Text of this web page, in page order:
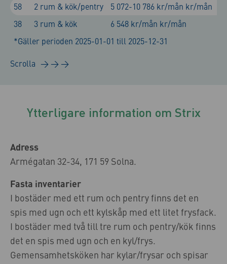
58
2 rum & kök/pentry 5 072-10 786 kr/mån kr/mån
38
3 rum & kök 6 548 kr/mån kr/mån
*Gäller perioden 2025-01-01 till 2025-12-31
Ytterligare information om Strix
Adress
Armégatan 32-34, 171 59 Solna.
Fasta inventarier
I bostäder med ett rum och pentry finns det en
spis med ugn och ett kylskåp med ett litet frysfack.
I bostäder med två till tre rum och pentry/kök finns
det en spis med ugn och en kyl/frys.
Gemensamhetsköken har kylar/frysar och spisar